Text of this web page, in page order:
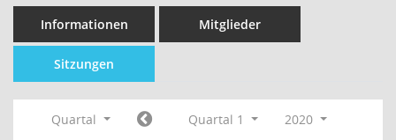
Informationen Mitglieder
Sitzungen
Quartal Quartal 1
2020